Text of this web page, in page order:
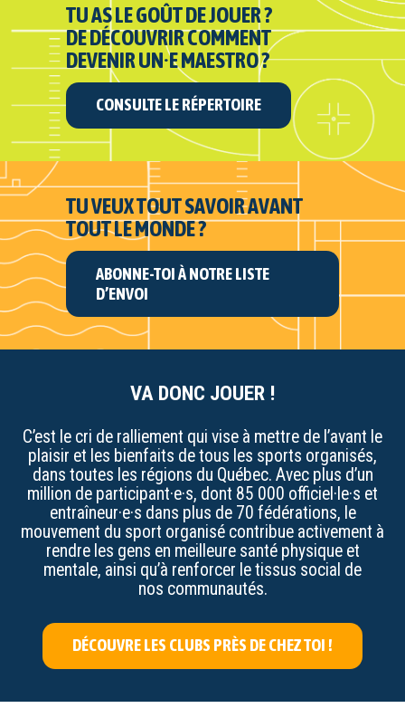
TU AS LE GOÛT DE JOUER ?
DE DÉCOUVRIR COMMENT
DEVENIR UN·E MAESTRO ?
CONSULTE LE RÉPERTOIRE
TU VEUX TOUT SAVOIR AVANT
TOUT LE MONDE ?
ABONNE-TOI À NOTRE LISTE
D’ENVOI
VA DONC JOUER !
C’est le cri de ralliement qui vise à mettre de l’avant le
plaisir et les bienfaits de tous les sports organisés,
dans toutes les régions du Québec. Avec plus d’un
million de participant·e·s, dont 85 000 officiel·le·s et
entraîneur·e·s dans plus de 70 fédérations, le
mouvement du sport organisé contribue activement à
rendre les gens en meilleure santé physique et
mentale, ainsi qu’à renforcer le tissus social de
nos communautés.
DÉCOUVRE LES CLUBS PRÈS DE CHEZ TOI !